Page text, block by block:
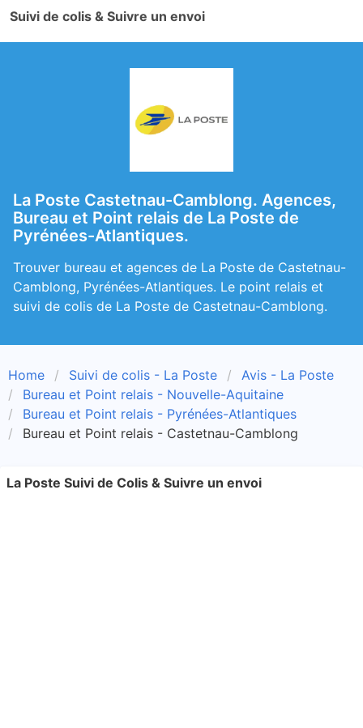
Suivi de colis & Suivre un envoi
La Poste Castetnau-Camblong. Agences,
Bureau et Point relais de La Poste de
Pyrénées-Atlantiques.
Trouver bureau et agences de La Poste de Castetnau-
Camblong, Pyrénées-Atlantiques. Le point relais et
suivi de colis de La Poste de Castetnau-Camblong.
Home Suivi de colis - La Poste
Avis - La Poste
Bureau et Point relais - Nouvelle-Aquitaine
Bureau et Point relais - Pyrénées-Atlantiques
Bureau et Point relais - Castetnau-Camblong
La Poste Suivi de Colis & Suivre un envoi